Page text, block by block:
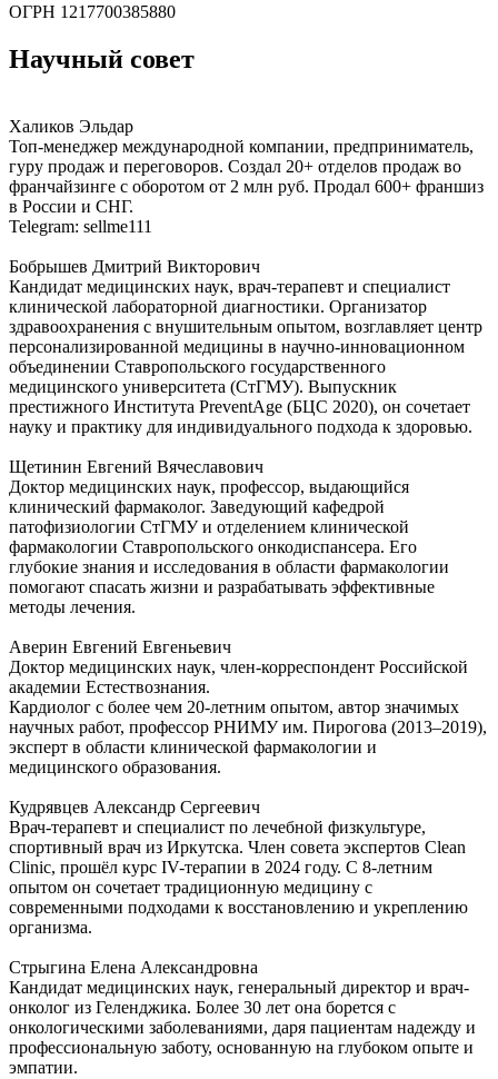
ОГРН 1217700385880
Научный совет
Халиков Эльдар
Топ-менеджер международной компании, предприниматель,
гуру продаж и переговоров. Создал 20+ отделов продаж во
франчайзинге с оборотом от 2 млн руб. Продал 600+ франшиз
в России и СНГ.
Telegram: sellme111
Бобрышев Дмитрий Викторович
Кандидат медицинских наук, врач-терапевт и специалист
клинической лабораторной диагностики. Организатор
здравоохранения с внушительным опытом, возглавляет центр
персонализированной медицины в научно-инновационном
объединении Ставропольского государственного
медицинского университета (СтГМУ). Выпускник
престижного Института PreventAge (БЦС 2020), он сочетает
науку и практику для индивидуального подхода к здоровью.
Щетинин Евгений Вячеславович
Доктор медицинских наук, профессор, выдающийся
клинический фармаколог. Заведующий кафедрой
патофизиологии СтГМУ и отделением клинической
фармакологии Ставропольского онкодиспансера. Его
глубокие знания и исследования в области фармакологии
помогают спасать жизни и разрабатывать эффективные
методы лечения.
Аверин Евгений Евгеньевич
Доктор медицинских наук, член-корреспондент Российской
академии Естествознания.
Кардиолог с более чем 20-летним опытом, автор значимых
научных работ, профессор РНИМУ им. Пирогова (2013–2019),
эксперт в области клинической фармакологии и
медицинского образования.
Кудрявцев Александр Сергеевич
Врач-терапевт и специалист по лечебной физкультуре,
спортивный врач из Иркутска. Член совета экспертов Clean
Clinic, прошёл курс IV-терапии в 2024 году. С 8-летним
опытом он сочетает традиционную медицину с
современными подходами к восстановлению и укреплению
организма.
Стрыгина Елена Александровна
Кандидат медицинских наук, генеральный директор и врач-
онколог из Геленджика. Более 30 лет она борется с
онкологическими заболеваниями, даря пациентам надежду и
профессиональную заботу, основанную на глубоком опыте и
эмпатии.